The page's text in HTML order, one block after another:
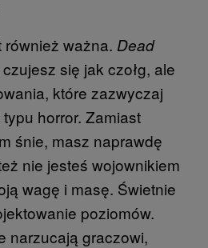
również ważna. Dead
się jak czołg, ale
które zazwyczaj
horror. Zamiast
śnie, masz naprawdę
nie jesteś wojownikiem
wagę i masę. Świetnie
poziomów.
narzucają graczowi,